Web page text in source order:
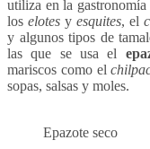
utiliza en la
los elotes y esquites, el
y algunos tipos de
las que se usa el
mariscos como el
sopas, salsas y moles.
Epazote seco